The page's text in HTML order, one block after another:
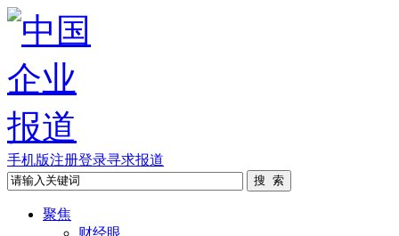
手机版注册登录寻求报道
聚焦
财经眼